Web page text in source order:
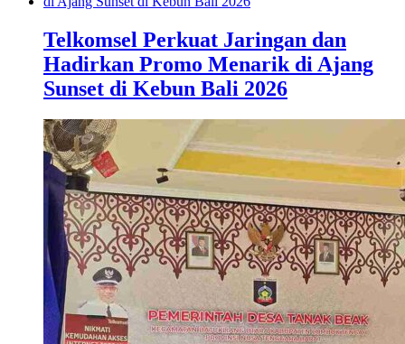
Telkomsel Perkuat Jaringan dan
Hadirkan Promo Menarik di Ajang
Sunset di Kebun Bali 2026